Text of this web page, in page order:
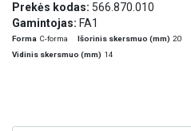
Prekės kodas: 566.870.010
Gamintojas: FA1
Forma C-forma Išorinis skersmuo (mm) 20
Vidinis skersmuo (mm) 14